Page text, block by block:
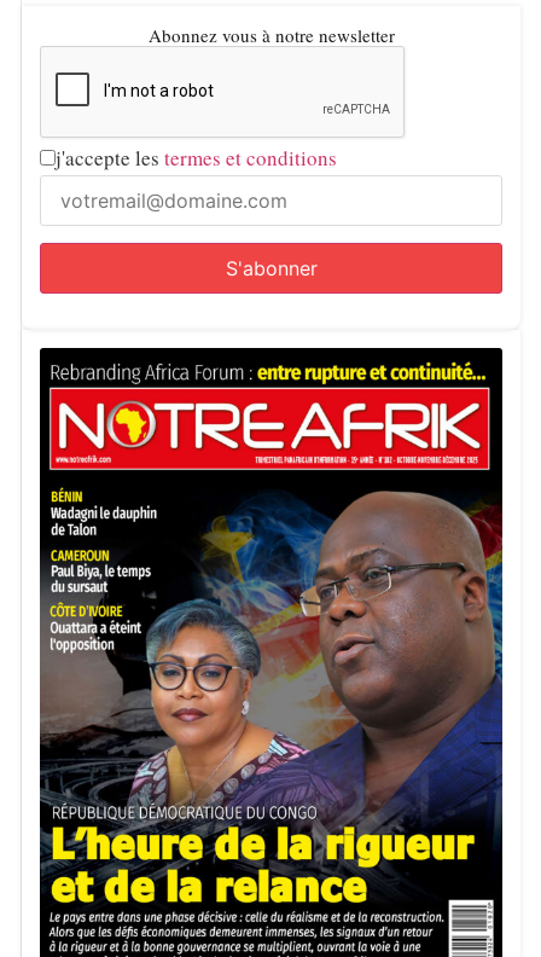
Abonnez vous à notre newsletter
j'accepte les termes et conditions